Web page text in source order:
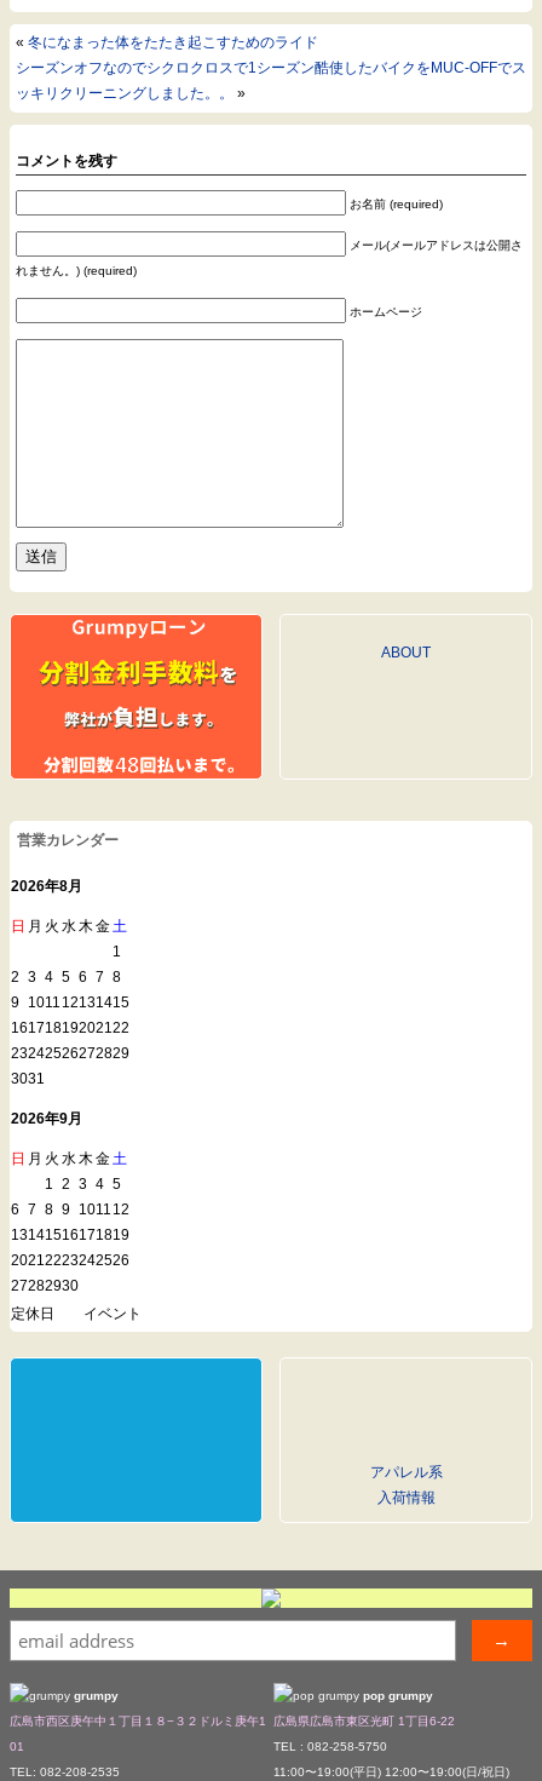
« 冬になまった体をたたき起こすためのライド
シーズンオフなのでシクロクロスで1シーズン酷使したバイクをMUC-OFFでス
ッキリクリーニングしました。。
»
コメントを残す
お名前 (required)
メール(メールアドレスは公開さ
れません。) (required)
ホームページ
ABOUT
営業カレンダー
2026年8月
日 月 火 水木金土
1
2 3 4 5 6 7 8
9 1011 12131415
16171819202122
23242526272829
3031
2026年9月
日 月 火 水木金土
1 2 3 4 5
6 7 8 9 1011 12
13141516171819
20212223242526
27282930
定休日
イベント
アパレル系
入荷情報
grumpy
広島市西区庚午中１丁目１８−３２ドルミ庚午1
01
TEL: 082-208-2535
pop grumpy
広島県広島市東区光町 1丁目6-22
TEL : 082-258-5750
11:00〜19:00(平日) 12:00〜19:00(日/祝日)